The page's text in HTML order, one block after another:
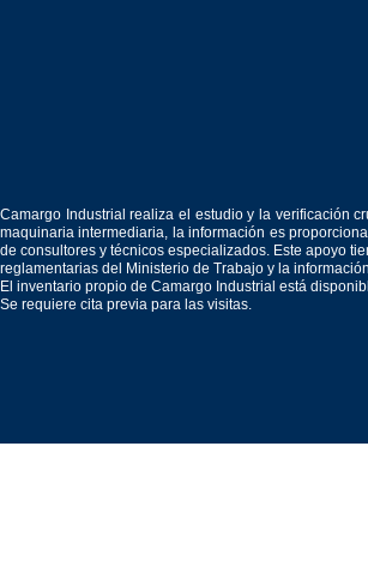
Camargo Industrial realiza el estudio y la verificación
maquinaria intermediaria, la información es
de consultores y técnicos especializados. Este apoyo
reglamentarias del Ministerio de Trabajo y la
El inventario propio de Camargo Industrial está
Se requiere cita previa para las visitas.